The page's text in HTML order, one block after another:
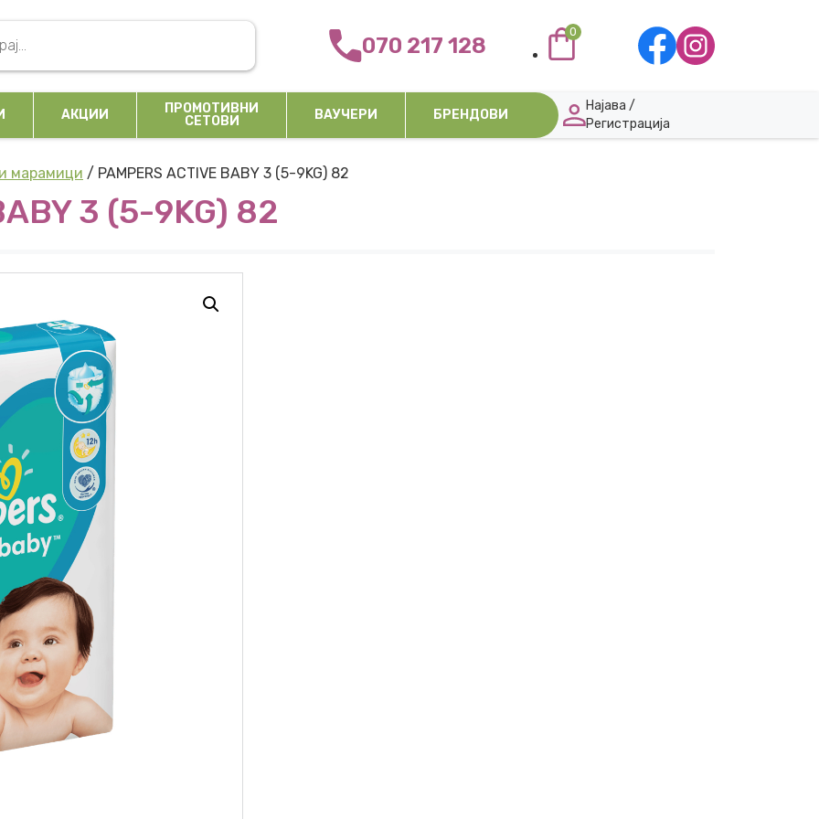
070 217 128
0
АКЦИИ
ПРОМОТИВНИ
СЕТОВИ
ВАУЧЕРИ БРЕНДОВИ
Најава /
Регистрација
марамици / PAMPERS ACTIVE BABY 3 (5-9KG) 82
3 (5-9KG) 82